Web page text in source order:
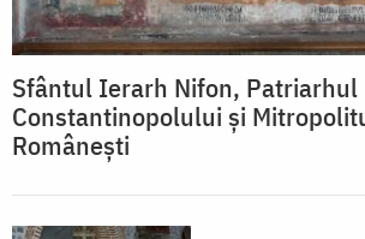
Sfântul Ierarh Nifon, Patriarhul
Constantinopolului și
Românești